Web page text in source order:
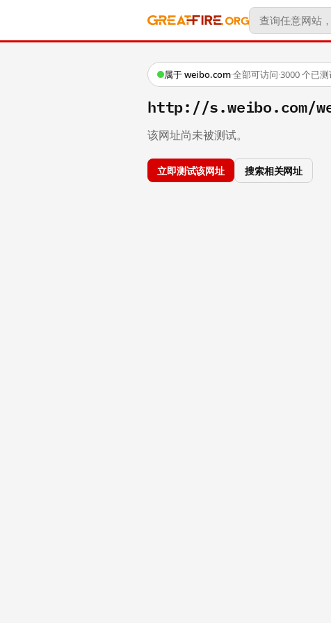
属于 weibo.com·全部可访问·3000 个已
http://s.weibo.com/
该网址尚未被测试。
立即测试该网址 搜索相关网址